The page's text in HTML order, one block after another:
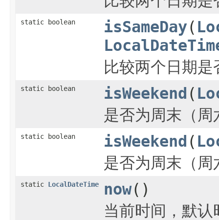
static boolean isSameDay(
比较两个日期
static boolean isWeekend (
是否为周末（周
static boolean isWeekend (
是否为周末（周
static LocalDateTime now()
当前时间，默认